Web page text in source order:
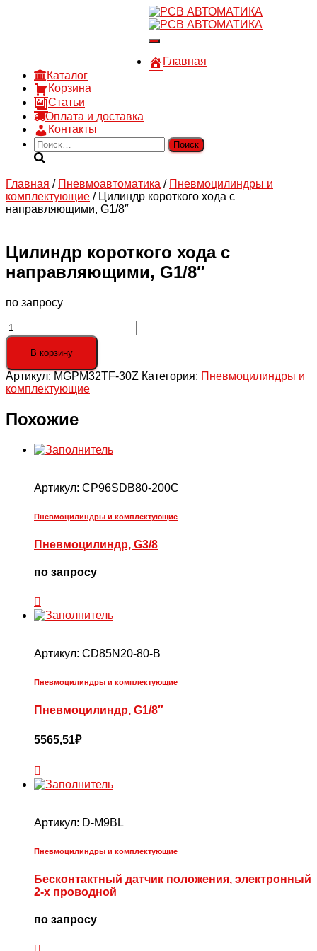
Войти
Переключить
навигацию
Главная
Каталог
Корзина
Статьи
Оплата и доставка
Контакты
Найти:
Главная / Пневмоавтоматика / Пневмоцилиндры и
комплектующие / Цилиндр короткого хода с
направляющими, G1/8″
Цилиндр короткого хода с
направляющими, G1/8″
по запросу
Количество
товара
Цилиндр
короткого
хода
с
G1/8"
В корзину
Артикул: MGPM32TF-30Z Категория: Пневмоцилиндры и
комплектующие
Похожие
Артикул: CP96SDB80-200C
Пневмоцилиндры и комплектующие
Пневмоцилиндр, G3/8
по запросу
Артикул: CD85N20-80-B
Пневмоцилиндры и комплектующие
Пневмоцилиндр, G1/8″
5565,51₽
Артикул: D-M9BL
Пневмоцилиндры и комплектующие
Бесконтактный датчик положения, электронный
2-х проводной
по запросу